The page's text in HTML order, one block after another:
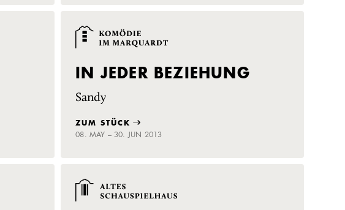
IN JEDER BEZIEHUNG
Sandy
ZUM STÜCK
08. MAY – 30. JUN 2013